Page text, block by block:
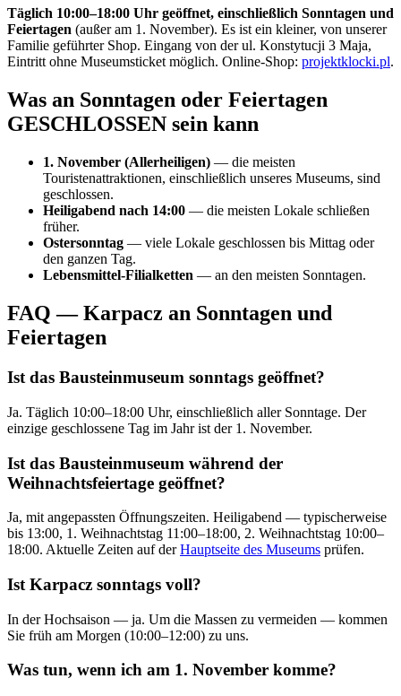
Täglich 10:00–18:00 Uhr geöffnet, einschließlich Sonntagen und
Feiertagen (außer am 1. November). Es ist ein kleiner, von unserer
Familie geführter Shop. Eingang von der ul. Konstytucji 3 Maja,
Eintritt ohne Museumsticket möglich. Online-Shop: projektklocki.pl.
Was an Sonntagen oder Feiertagen
GESCHLOSSEN sein kann
1. November (Allerheiligen) — die meisten
Touristenattraktionen, einschließlich unseres Museums, sind
geschlossen.
Heiligabend nach 14:00 — die meisten Lokale schließen
früher.
Ostersonntag — viele Lokale geschlossen bis Mittag oder
den ganzen Tag.
Lebensmittel-Filialketten — an den meisten Sonntagen.
FAQ — Karpacz an Sonntagen und
Feiertagen
Ist das Bausteinmuseum sonntags geöffnet?
Ja. Täglich 10:00–18:00 Uhr, einschließlich aller Sonntage. Der
einzige geschlossene Tag im Jahr ist der 1. November.
Ist das Bausteinmuseum während der
Weihnachtsfeiertage geöffnet?
Ja, mit angepassten Öffnungszeiten. Heiligabend — typischerweise
bis 13:00, 1. Weihnachtstag 11:00–18:00, 2. Weihnachtstag 10:00–
18:00. Aktuelle Zeiten auf derHauptseite des Museums prüfen.
Ist Karpacz sonntags voll?
In der Hochsaison — ja. Um die Massen zu vermeiden — kommen
Sie früh am Morgen (10:00–12:00) zu uns.
Was tun, wenn ich am 1. November komme?